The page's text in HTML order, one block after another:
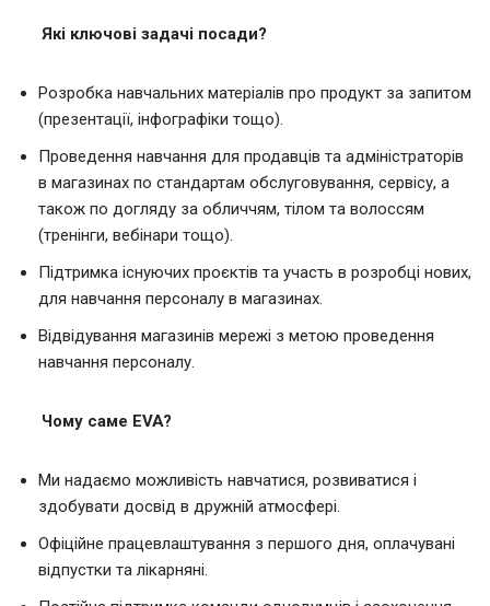
Які ключові задачі посади?
Розробка навчальних матеріалів про продукт за запитом
(презентації, інфографіки тощо).
Проведення навчання для продавців та адміністраторів
в магазинах по стандартам обслуговування, сервісу, а
також по догляду за обличчям, тілом та волоссям
(тренінги, вебінари тощо).
Підтримка існуючих проєктів та участь в розробці нових,
для навчання персоналу в магазинах.
Відвідування магазинів мережі з метою проведення
навчання персоналу.
Чому саме EVA?
Ми надаємо можливість навчатися, розвиватися і
здобувати досвід в дружній атмосфері.
Офіційне працевлаштування з першого дня, оплачувані
відпустки та лікарняні.